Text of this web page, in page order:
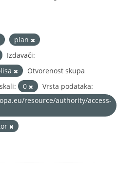
plan
Izdavači:
Otvorenost skupa
0
Vrsta podataka:
resource/authority/access-